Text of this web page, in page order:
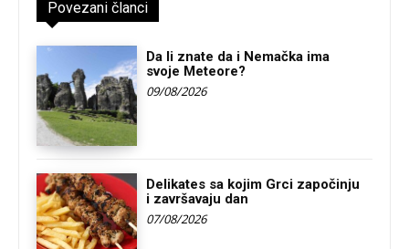
Povezani članci
Da li znate da i Nemačka ima
svoje Meteore?
09/08/2026
Delikates sa kojim Grci započinju
i završavaju dan
07/08/2026